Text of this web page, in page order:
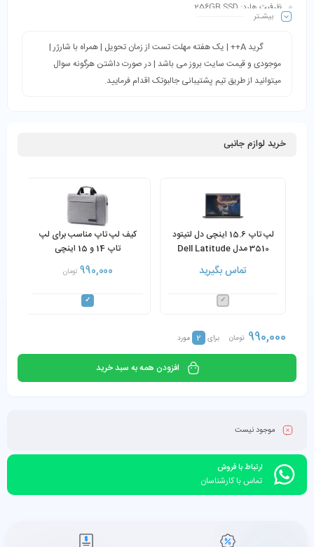
ظرفیت هارد: 256GB SSD
صفحه نمایش: 15.6 اینچ FHD
رنگ: مشکی
بیشـتر
گرید A++ | یک هفته مهلت تست از زمان تحویل | همراه با شارژر |
موجودی و قیمت سایت بروز می باشد | در صورت داشتن هرگونه سوال
میتوانید از طریق تیم پشتیبانی جالبوتک اقدام فرمایید.
خرید لوازم جانبی
لپ تاپ 15.6 اینچی دل لتیتود
3510 مدل Dell Latitude
3510 Core i5-10210U 8GB
RAM 256GB SSD
تماس بگیرید
کیف لپ تاپ مناسب برای لپ
تاپ 14 و 15 اینچی
990,000 تومان
990,000 تومان برای 2 مورد
افزودن همه به سبد خرید
موجود نیست
ارتباط با فروش
تماس با کارشناسان